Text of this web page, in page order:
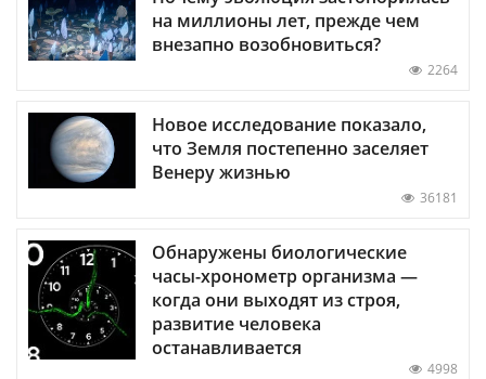
на миллионы лет, прежде чем
внезапно возобновиться?
2264
Новое исследование показало,
что Земля постепенно заселяет
Венеру жизнью
36181
Обнаружены биологические
часы-хронометр организма —
когда они выходят из строя,
развитие человека
останавливается
4998